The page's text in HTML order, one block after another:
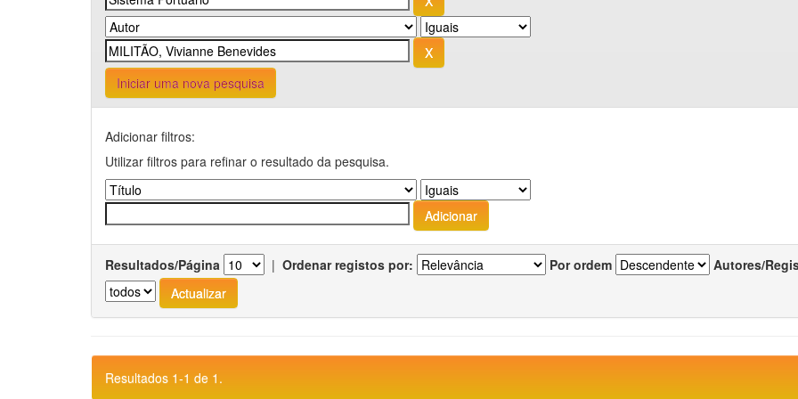
Iniciar uma nova pesquisa
Adicionar filtros:
Utilizar filtros para refinar o resultado da pesquisa.
Resultados/Página | Ordenar registos por: Por ordem Autores/
Resultados 1-1 de 1.